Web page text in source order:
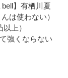
】有栖川夏
は使わない）
上）
強くならない